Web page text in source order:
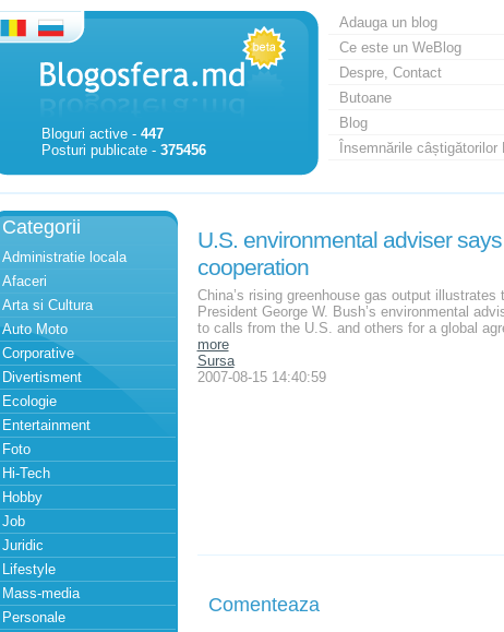
Bloguri active - 447
Posturi publicate - 375456
Adauga un blog
Ce este un WeBlog
Despre, Contact
Butoane
Blog
Însemnările câștigătorilor
Categorii
Administratie locala
Afaceri
Arta si Cultura
Auto Moto
Corporative
Divertisment
Ecologie
Entertainment
Foto
Hi-Tech
Hobby
Job
Juridic
Lifestyle
Mass-media
Personale
U.S. environmental adviser
cooperation
China’s rising greenhouse gas output
President George W. Bush’s environmental
to calls from the U.S. and others for a global
more
Sursa
2007-08-15 14:40:59
Comenteaza